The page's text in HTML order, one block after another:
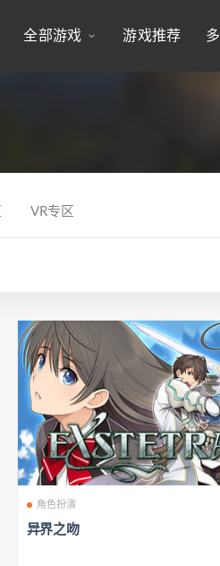
全部游戏 游戏推荐
VR专区
角色扮演
异界之吻